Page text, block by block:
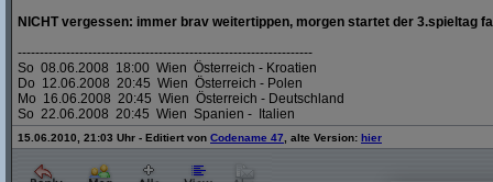
NICHT vergessen: immer brav weitertippen, morgen startet der 3.spieltag
-------------------------------------------------------------------
So 08.06.2008 18:00 Wien Österreich - Kroatien
Do 12.06.2008 20:45 Wien Österreich - Polen
Mo 16.06.2008 20:45 Wien Österreich - Deutschland
So 22.06.2008 20:45 Wien Spanien - Italien
15.06.2010, 21:03 Uhr - Editiert von Codename 47 , alte Version: hier